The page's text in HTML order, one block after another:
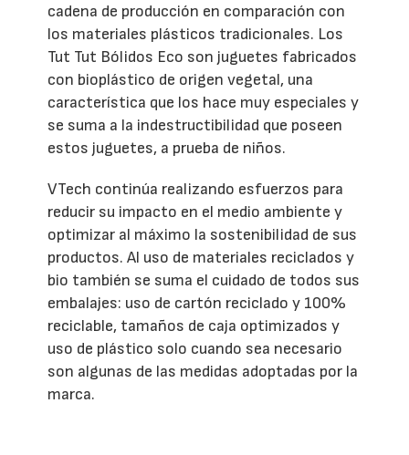
cadena de producción en comparación con
los materiales plásticos tradicionales. Los
Tut Tut Bólidos Eco son juguetes fabricados
con bioplástico de origen vegetal, una
característica que los hace muy especiales y
se suma a la indestructibilidad que poseen
estos juguetes, a prueba de niños.
VTech continúa realizando esfuerzos para
reducir su impacto en el medio ambiente y
optimizar al máximo la sostenibilidad de sus
productos. Al uso de materiales reciclados y
bio también se suma el cuidado de todos sus
embalajes: uso de cartón reciclado y 100%
reciclable, tamaños de caja optimizados y
uso de plástico solo cuando sea necesario
son algunas de las medidas adoptadas por la
marca.